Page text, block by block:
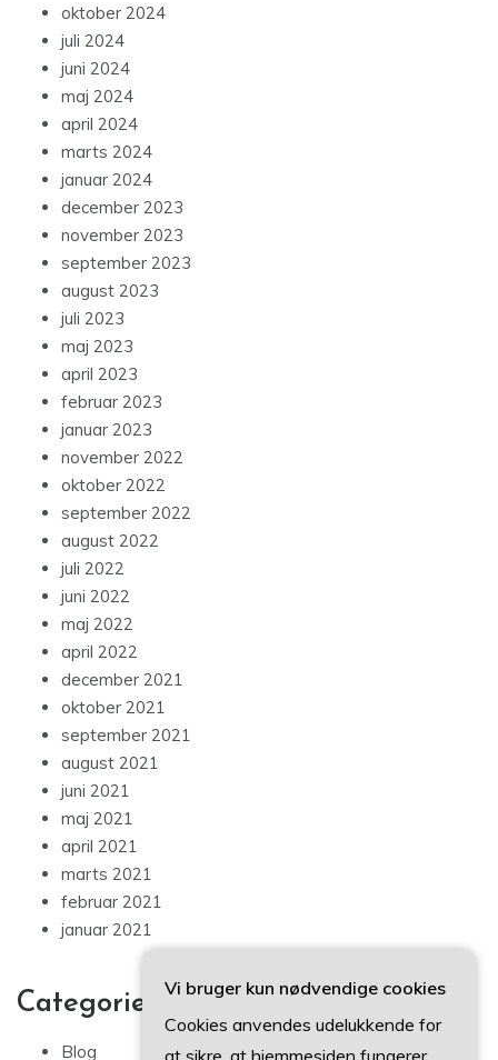
oktober 2024
juli 2024
juni 2024
maj 2024
april 2024
marts 2024
januar 2024
december 2023
november 2023
september 2023
august 2023
juli 2023
maj 2023
april 2023
februar 2023
januar 2023
november 2022
oktober 2022
september 2022
august 2022
juli 2022
juni 2022
maj 2022
april 2022
december 2021
oktober 2021
september 2021
august 2021
juni 2021
maj 2021
april 2021
marts 2021
februar 2021
januar 2021
Categories
Blog
Vi bruger kun nødvendige cookies
Cookies anvendes udelukkende for
at sikre, at hjemmesiden fungerer